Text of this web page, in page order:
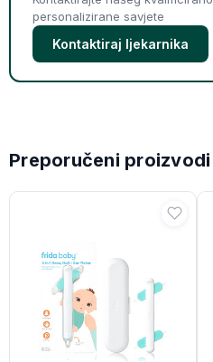
personalizirane savjete
Kontaktiraj ljekarnika
Preporučeni proizvodi